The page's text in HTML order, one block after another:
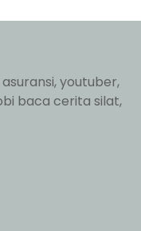
youtuber,
baca cerita silat,